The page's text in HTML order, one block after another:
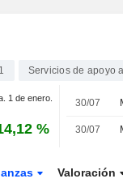
Servicios de apoyo
1 de enero.
%
30/07
30/07
Valoración